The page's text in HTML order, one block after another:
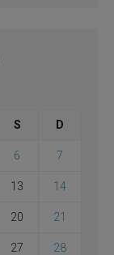
S D
6 7
13 14
20 21
27 28